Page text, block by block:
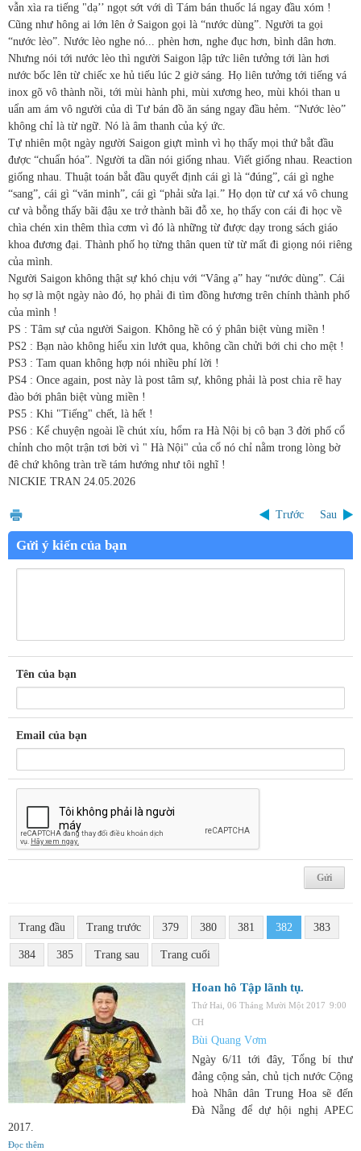
vẫn xìa ra tiếng "dạ’’ ngọt sớt với dì Tám bán thuốc lá ngay đầu xóm !
Cũng như hông ai lớn lên ở Saigon gọi là “nước dùng”. Người ta gọi
“nước lèo”. Nước lèo nghe nó... phèn hơn, nghe đục hơn, bình dân hơn.
Nhưng nói tới nước lèo thì người Saigon lập tức liên tưởng tới làn hơi
nước bốc lên từ chiếc xe hủ tiếu lúc 2 giờ sáng. Họ liên tưởng tới tiếng vá
inox gõ vô thành nồi, tới mùi hành phi, mùi xương heo, mùi khói than u
uẩn am ám vô người của dì Tư bán đồ ăn sáng ngay đầu hẻm. “Nước lèo”
không chỉ là từ ngữ. Nó là âm thanh của ký ức.
Tự nhiên một ngày người Saigon giựt mình vì họ thấy mọi thứ bắt đầu
được “chuẩn hóa”. Người ta dần nói giống nhau. Viết giống nhau. Reaction
giống nhau. Thuật toán bắt đầu quyết định cái gì là “đúng”, cái gì nghe
“sang”, cái gì “văn minh”, cái gì “phải sửa lại.” Họ dọn từ cư xá vô chung
cư và bỗng thấy bãi đậu xe trở thành bãi đỗ xe, họ thấy con cái đi học về
chìa chén xin thêm thìa cơm vì đó là những từ được dạy trong sách giáo
khoa đương đại. Thành phố họ từng thân quen từ từ mất đi giọng nói riêng
của mình.
Người Saigon không thật sự khó chịu với “Vâng ạ” hay “nước dùng”. Cái
họ sợ là một ngày nào đó, họ phải đi tìm đồng hương trên chính thành phố
của mình !
PS : Tâm sự của người Saigon. Không hề có ý phân biệt vùng miền !
PS2 : Bạn nào không hiểu xin lướt qua, không cần chửi bới chi cho mệt !
PS3 : Tam quan không hợp nói nhiều phí lời !
PS4 : Once again, post này là post tâm sự, không phải là post chia rẽ hay
đào bới phân biệt vùng miền !
PS5 : Khi "Tiếng" chết, là hết !
PS6 : Kể chuyện ngoài lề chút xíu, hổm ra Hà Nội bị cô bạn 3 đời phố cổ
chỉnh cho một trận tơi bời vì " Hà Nội" của cổ nó chỉ nằm trong lòng bờ
đê chứ không tràn trề tám hướng như tôi nghĩ !
NICKIE TRAN 24.05.2026
Trước Sau
Gửi ý kiến của bạn
Tên của bạn
Email của bạn
Trang đầu Trang trước 379 380 381 382 383
384 385 Trang sau Trang cuối
Hoan hô Tập lãnh tụ.
Thứ Hai, 06 Tháng Mười Một 2017 9:00
CH
Bùi Quang Vơm
Ngày 6/11 tới đây, Tổng bí thư
đảng cộng sản, chủ tịch nước Cộng
hoà Nhân dân Trung Hoa sẽ đến
Đà Nẵng để dự hội nghị APEC
2017.
Đọc thêm